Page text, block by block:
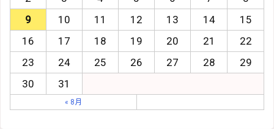
9
10 11 12 13 14
15
16
17 18 19 20 21
22
23
24 25 26 27 28
29
30
31
« 8月